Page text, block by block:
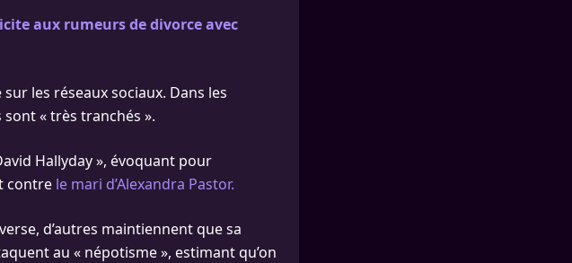
aux rumeurs de divorce avec
les réseaux sociaux. Dans les
sont « très tranchés ».
Hallyday », évoquant pour
contre le mari d’Alexandra Pastor.
d’autres maintiennent que sa
au « népotisme », estimant qu’on